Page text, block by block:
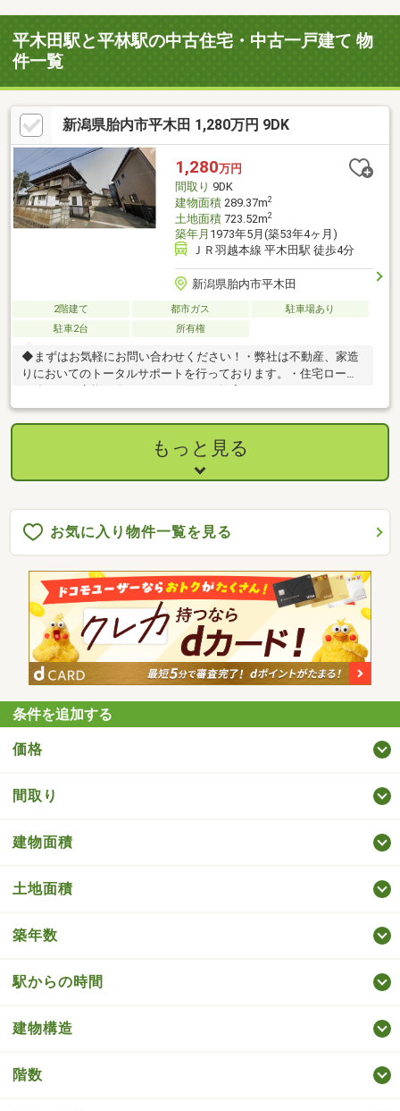
平木田駅と平林駅の中古住宅・中古一戸建て 物
件一覧
新潟県胎内市平木田 1,280万円 9DK
1,280万円
間取り 9DK
建物面積289.37m2
土地面積723.52m2
築年月 1973年5月(築53年4ヶ月)
ＪＲ羽越本線 平木田駅 徒歩4分
新潟県胎内市平木田
2階建て 都市ガス
駐車場あり
駐車2台
所有権
◆まずはお気軽にお問い合わせください！・弊社は不動産、家造
りにおいてのトータルサポートを行っております。・住宅ローン
す。・スタッフ一同、誠心誠意ご対応させていただきます！◆経
験知識が豊富なスタッフが在籍！迅速な対応を心掛けておりま
す。・お問合せを受けてから即日ご対応をさせていただきま
す。・その他物件情報も多数ございます！お気軽にお問い合わせ
もっと見る
お気に入り物件一覧を見る
条件を追加する
価格
間取り
建物面積
土地面積
築年数
駅からの時間
建物構造
階数